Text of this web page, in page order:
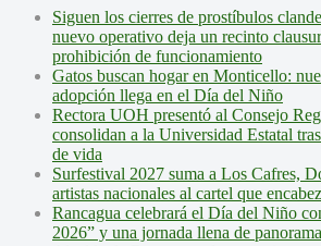
Siguen los cierres de prostíbulos
nuevo operativo deja un recinto
prohibición de funcionamiento
Gatos buscan hogar en Monticello:
adopción llega en el Día del Niño
Rectora UOH presentó al Consejo
consolidan a la Universidad Estatal
de vida
Surfestival 2027 suma a Los Cafres,
artistas nacionales al cartel que
Rancagua celebrará el Día del Niño
2026” y una jornada llena de